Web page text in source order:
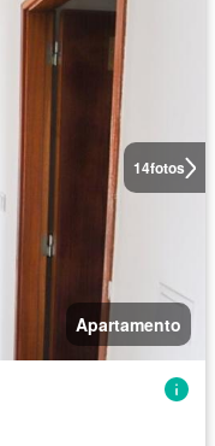
14fotos
Apartamento